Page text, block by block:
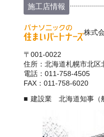
施工店情報
株式
〒001-0022
住所：北海道札幌市北区
電話：011-758-4505
FAX：011-758-6020
建設業 北海道知事（